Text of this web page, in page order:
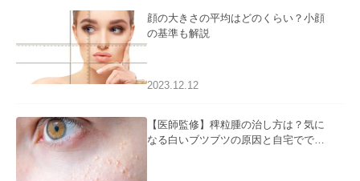
顔の大きさの平均はどのくらい？小顔
の基準も解説
2023.12.12
【医師監修】稗粒腫の治し方は？気に
なる白いブツブツの原因と自宅ででき